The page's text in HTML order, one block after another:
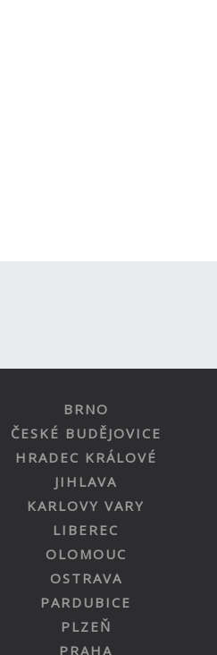
BRNO
ČESKÉ BUDĚJOVICE
HRADEC KRÁLOVÉ
JIHLAVA
KARLOVY VARY
LIBEREC
OLOMOUC
OSTRAVA
PARDUBICE
PLZEŇ
PRAHA